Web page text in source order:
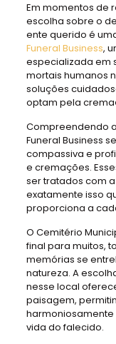
Em momentos de
escolha sobre o
ente querido é
Funeral Business,
especializada em
mortais humanos
soluções
optam pela
Compreendendo
Funeral Business
compassiva e
e cremações.
ser tratados com
exatamente isso
proporciona a
O Cemitério
final para muitos,
memórias se
natureza. A
nesse local
paisagem,
vida do falecido.